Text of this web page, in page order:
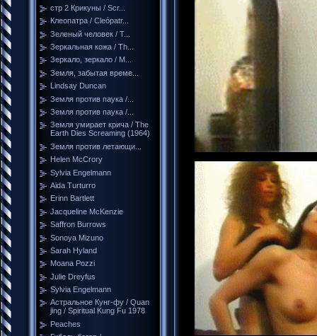
стр 2 Крикуны / Scr...
Клеопатра / Cleópatr...
Зеленый человек / T...
Зеркальная кожа / Th...
Зеркало, зеркало / M...
Земля, забытая време...
Lindsay Duncan
Земля против паука /...
Земля против паука /...
Земля умирает крича / The
Earth Dies Screaming (1964)
Земля против летающи...
Helen McCrory
Sylvia Engelmann
Aida Turturro
Erinn Bartlett
Jacqueline McKenzie
Saffron Burrows
Sonoya Mizuno
Sarah Hyland
Moana Pozzi
Julie Dreyfus
Sylvia Engelmann
Астральное Кунг-фу / Quan
jing / Spiritual Kung Fu 1978
Peaches